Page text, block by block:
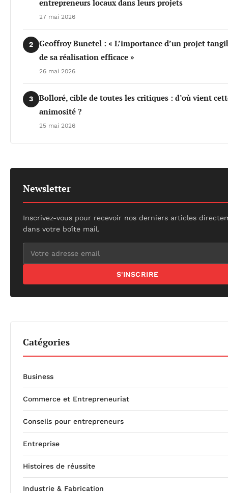
entrepreneurs locaux dans leurs projets
27 mai 2026
2
Geoffroy Bunetel : « L’importance d’un projet
de sa réalisation efficace »
26 mai 2026
3
Bolloré, cible de toutes les critiques : d’où vient
animosité ?
25 mai 2026
Newsletter
Inscrivez-vous pour recevoir nos derniers articles
dans votre boîte mail.
S'INSCRIRE
Catégories
Business
Commerce et Entrepreneuriat
Conseils pour entrepreneurs
Entreprise
Histoires de réussite
Industrie & Fabrication